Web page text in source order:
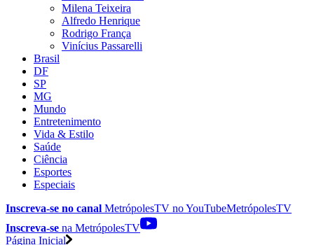
Milena Teixeira
Alfredo Henrique
Rodrigo França
Vinícius Passarelli
Brasil
DF
SP
MG
Mundo
Entretenimento
Vida & Estilo
Saúde
Ciência
Esportes
Especiais
Inscreva-se no canal MetrópolesTV noYouTubeMetrópolesTV
Inscreva-se na MetrópolesTV
Página Inicial